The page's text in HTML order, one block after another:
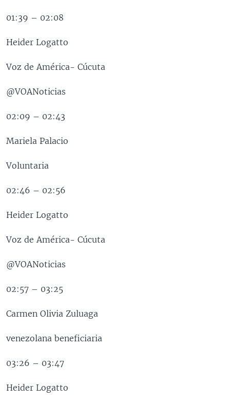
01:39 – 02:08
Heider Logatto
Voz de América- Cúcuta
@VOANoticias
02:09 – 02:43
Mariela Palacio
Voluntaria
02:46 – 02:56
Heider Logatto
Voz de América- Cúcuta
@VOANoticias
02:57 – 03:25
Carmen Olivia Zuluaga
venezolana beneficiaria
03:26 – 03:47
Heider Logatto